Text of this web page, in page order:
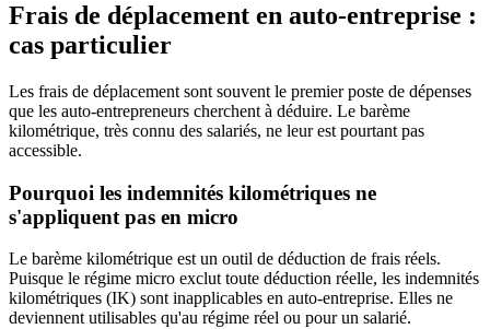
Frais de déplacement en auto-entreprise :
cas particulier
Les frais de déplacement sont souvent le premier poste de dépenses
que les auto-entrepreneurs cherchent à déduire. Le barème
kilométrique, très connu des salariés, ne leur est pourtant pas
accessible.
Pourquoi les indemnités kilométriques ne
s'appliquent pas en micro
Le barème kilométrique est un outil de déduction de frais réels.
Puisque le régime micro exclut toute déduction réelle, les indemnités
kilométriques (IK) sont inapplicables en auto-entreprise. Elles ne
deviennent utilisables qu'au régime réel ou pour un salarié.